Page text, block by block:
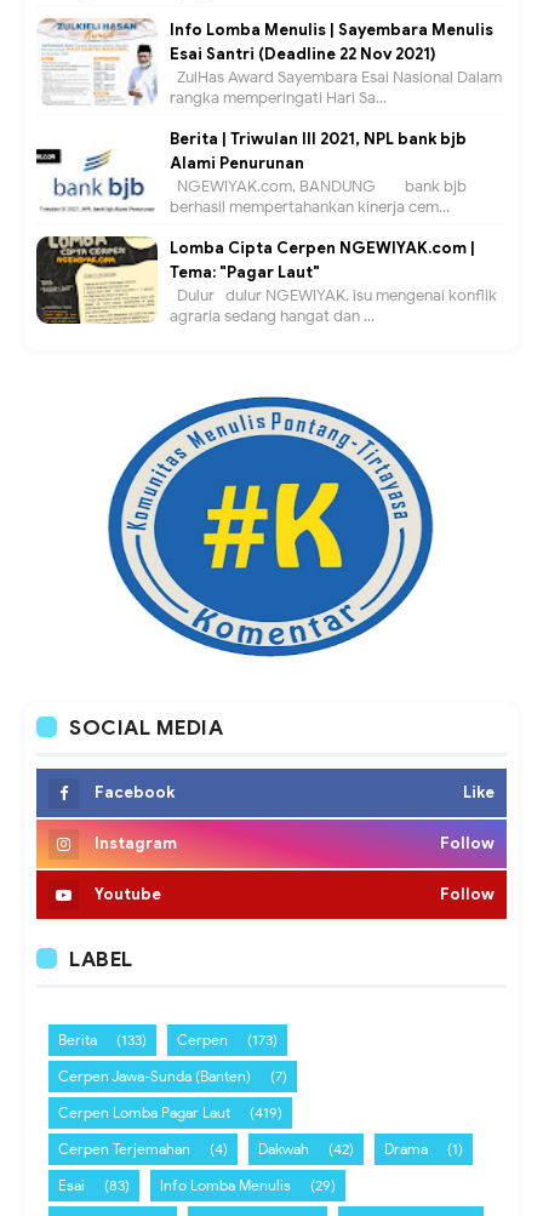
Info Lomba Menulis | Sayembara Menulis
Esai Santri (Deadline 22 Nov 2021)
ZulHas Award Sayembara Esai Nasional Dalam
rangka memperingati Hari Sa...
Berita | Triwulan III 2021, NPL bank bjb
Alami Penurunan
NGEWIYAK.com, BANDUNG — bank bjb
berhasil mempertahankan kinerja cem...
Lomba Cipta Cerpen NGEWIYAK.com |
Tema: "Pagar Laut"
Dulur- dulur NGEWIYAK, isu mengenai konflik
agraria sedang hangat dan ...
SOCIAL MEDIA
Facebook Like
Instagram Follow
Youtube Follow
LABEL
Berita (133) Cerpen
(173)
Cerpen Jawa-Sunda (Banten)
(7)
Cerpen Lomba Pagar Laut
(419)
Cerpen Terjemahan
(4) Dakwah (42) Drama
(1)
Esai
(83) Info Lomba Menulis
(29)